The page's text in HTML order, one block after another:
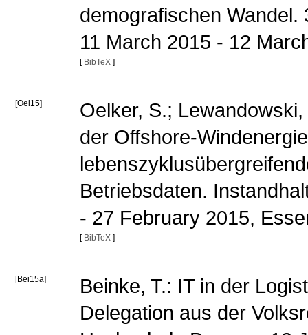
demografischen Wandel.
11 March 2015 - 12
[ BibTeX ]
[Oel15]
Oelker, S.;
der Offshore-
Betriebsdaten.
- 27 February 2015,
[ BibTeX ]
[Bei15a]
Beinke, T.: IT in der
Delegation aus der